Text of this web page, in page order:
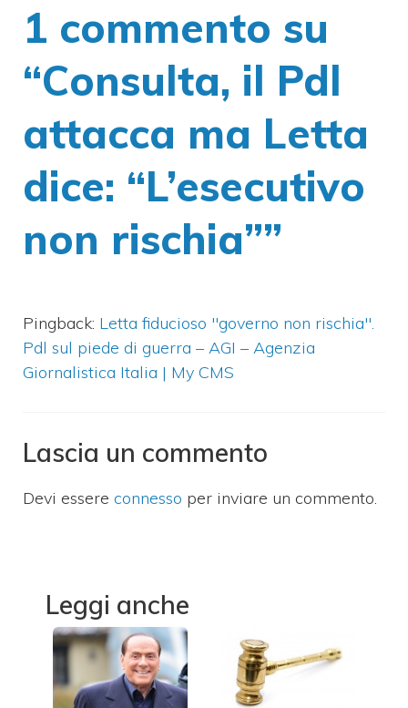
1 commento su
“Consulta, il Pdl
attacca ma Letta
dice: “L’esecutivo
non rischia””
Pingback: Letta fiducioso "governo non rischia".
Pdl sul piede di guerra – AGI – Agenzia
Giornalistica Italia | My CMS
Lascia un commento
Devi essere connesso per inviare un commento.
Leggi anche